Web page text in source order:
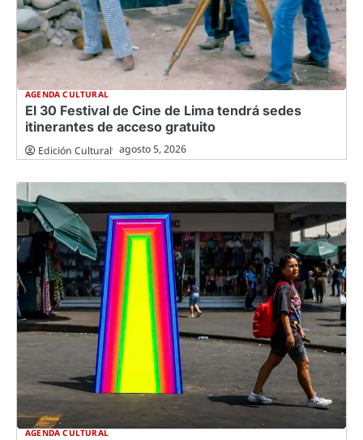
AGENDA CULTURAL
El 30 Festival de Cine de Lima tendrá sedes
itinerantes de acceso gratuito
Edición Cultural agosto 5, 2026
AGENDA CULTURAL